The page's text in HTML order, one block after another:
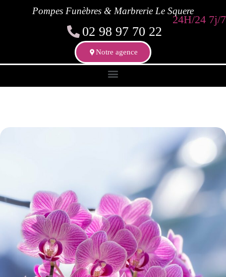
Pompes Funèbres & Marbrerie Le Squere
02 98 97 70 22
24H/24 7j/7
Notre agence